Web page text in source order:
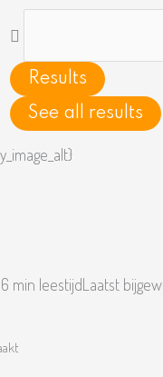
...
Results
See all results
6 min leestijdLaatst